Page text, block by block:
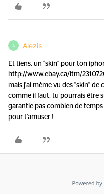
A Alezis
Et tiens, un "skin" pour ton
http://www.ebay.ca/itm/
mais j'ai même vu des "skin"
comme il faut, tu pourrais être
garantie pas combien de
pour t'amuser !